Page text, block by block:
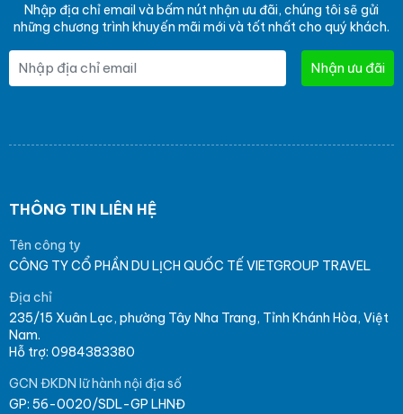
Nhập địa chỉ email và bấm nút nhận ưu đãi, chúng tôi sẽ gửi
những chương trình khuyến mãi mới và tốt nhất cho quý khách.
Nhận ưu đãi
THÔNG TIN LIÊN HỆ
Tên công ty
CÔNG TY CỔ PHẦN DU LỊCH QUỐC TẾ VIETGROUP TRAVEL
Địa chỉ
235/15 Xuân Lạc, phường Tây Nha Trang, Tỉnh Khánh Hòa, Việt
Nam.
Hỗ trợ: 0984383380
GCN ĐKDN lữ hành nội địa số
GP: 56-0020/SDL-GP LHNĐ